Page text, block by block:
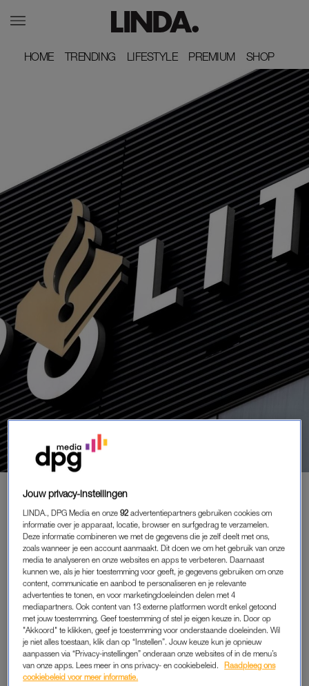
HOME
HOME TRENDING
TRENDING LIFESTYLE
LIFESTYLE PREMIUM
PREMIUM SHOP
SHOP
STEENGOOIER ROTTERDAM
MOGELIJK AANGEHOUDEN IN
FRANSE STAD TOULON, WORDT
VERDACHT VAN REEKS
MOORDEN
13-11-2024 | WIEKE VEENBOER
De Rotterdamse politie onderzoekt of de man die in
Toulon, in de Franse Côte d’Azur, is aangehouden de
verdachte is die zij zoekt voor het gooien van een steen
op een slapende dakloze in Rotterdam.
Jouw privacy-instellingen
LINDA., DPG Media en onze92 advertentiepartners gebruiken cookies om
informatie over je apparaat, locatie, browser en surfgedrag te verzamelen.
Deze informatie combineren we met de gegevens die je zelf deelt met ons,
zoals wanneer je een account aanmaakt. Dit doen we om het gebruik van onze
media te analyseren en onze websites en apps te verbeteren. Daarnaast
kunnen we, als je hier toestemming voor geeft, je gegevens gebruiken om onze
content, communicatie en aanbod te personaliseren en je relevante
advertenties te tonen, en voor marketingdoeleinden delen met 4
mediapartners. Ook content van 13 externe platformen wordt enkel getoond
met jouw toestemming. Geef toestemming of stel je eigen keuze in. Door op
"Akkoord" te klikken, geef je toestemming voor onderstaande doeleinden. Wil
je niet alles toestaan, klik dan op “Instellen”. Jouw keuze kun je opnieuw
aanpassen via “Privacy-instellingen” onderaan onze websites of in de menu’s
van onze apps. Lees meer in ons privacy- en cookiebeleid.
Raadpleeg ons
cookiebeleid voor meer informatie.